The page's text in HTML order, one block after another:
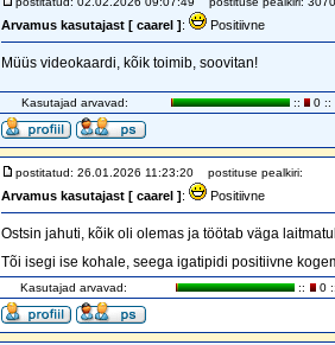
Arvamus kasutajast [ caarel ]: Positiivne
Müüs videokaardi, kõik toimib, soovitan!
Kasutajad arvavad: :: 0 ::
postitatud: 26.01.2026 11:23:20 postituse pealkiri:
Arvamus kasutajast [ caarel ]: Positiivne
Ostsin jahuti, kõik oli olemas ja töötab väga
Tõi isegi ise kohale, seega igatipidi positiivne
Kasutajad arvavad: :: 0 ::